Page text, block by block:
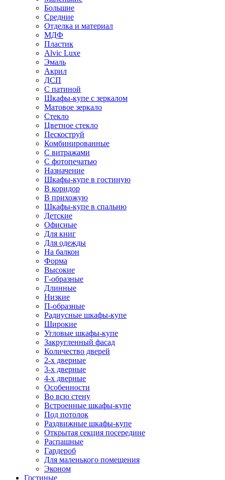
Большие
Средние
Отделка и материал
МДФ
Пластик
Alvic Luxe
Эмаль
Акрил
ДСП
С патиной
Шкафы-купе с зеркалом
Матовое зеркало
Стекло
Цветное стекло
Пескоструй
Комбинированные
С витражами
С фотопечатью
Назначение
Шкафы-купе в гостиную
В коридор
В прихожую
Шкафы-купе в спальню
Детские
Офисные
Для книг
Для одежды
На балкон
Форма
Высокие
Г-образные
Длинные
Низкие
П-образные
Радиусные шкафы-купе
Широкие
Угловые шкафы-купе
Закругленный фасад
Количество дверей
2-х дверные
3-х дверные
4-х дверные
Особенности
Во всю стену
Встроенные шкафы-купе
Под потолок
Раздвижные шкафы-купе
Открытая секция посередине
Распашные
Гардероб
Для маленького помещения
Эконом
Гостиные